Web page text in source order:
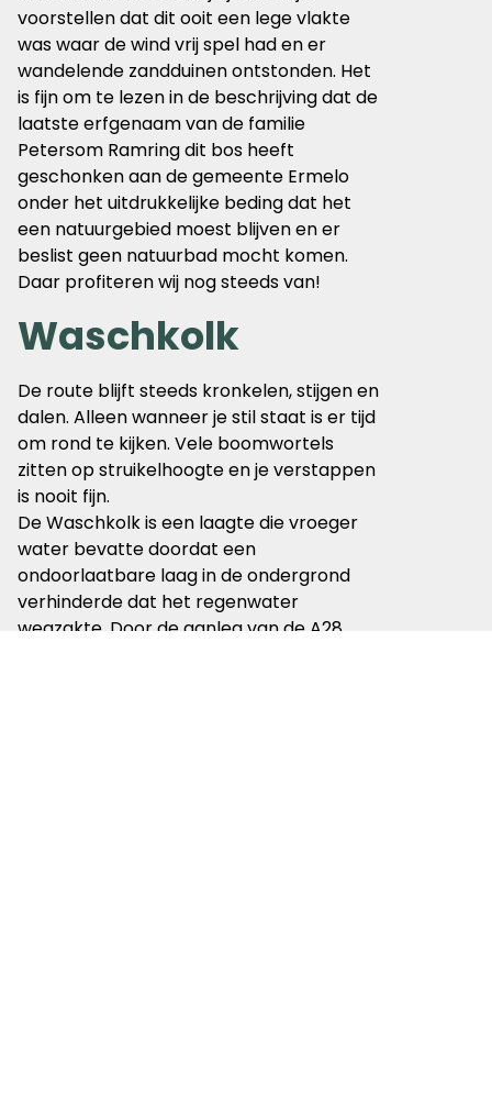
voorstellen dat dit ooit een lege vlakte
was waar de wind vrij spel had en er
wandelende zandduinen ontstonden. Het
is fijn om te lezen in de beschrijving dat de
laatste erfgenaam van de familie
Petersom Ramring dit bos heeft
geschonken aan de gemeente Ermelo
onder het uitdrukkelijke beding dat het
een natuurgebied moest blijven en er
beslist geen natuurbad mocht komen.
Daar profiteren wij nog steeds van!
Waschkolk
De route blijft steeds kronkelen, stijgen en
dalen. Alleen wanneer je stil staat is er tijd
om rond te kijken. Vele boomwortels
zitten op struikelhoogte en je verstappen
is nooit fijn.
De Waschkolk is een laagte die vroeger
water bevatte doordat een
ondoorlaatbare laag in de ondergrond
verhinderde dat het regenwater
wegzakte. Door de aanleg van de A28